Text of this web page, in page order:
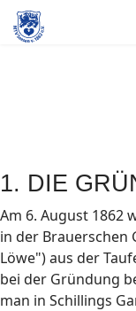
1. DIE
Am 6. August 1862
in der Brauerschen
Löwe") aus der
bei der Gründung
man in Schillings